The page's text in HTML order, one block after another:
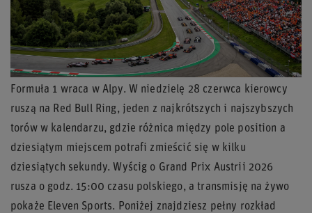
Formuła 1 wraca w Alpy. W niedzielę 28 czerwca kierowcy
ruszą na Red Bull Ring, jeden z najkrótszych i najszybszych
torów w kalendarzu, gdzie różnica między pole position a
dziesiątym miejscem potrafi zmieścić się w kilku
dziesiątych sekundy. Wyścig o Grand Prix Austrii 2026
rusza o godz. 15:00 czasu polskiego, a transmisję na żywo
pokaże Eleven Sports. Poniżej znajdziesz pełny rozkład